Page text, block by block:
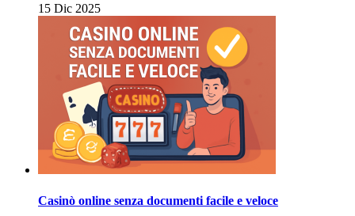
15 Dic 2025
Casinò online senza documenti facile e veloce